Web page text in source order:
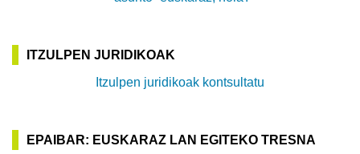
ITZULPEN JURIDIKOAK
Itzulpen juridikoak kontsultatu
EPAIBAR: EUSKARAZ LAN EGITEKO TRESNA